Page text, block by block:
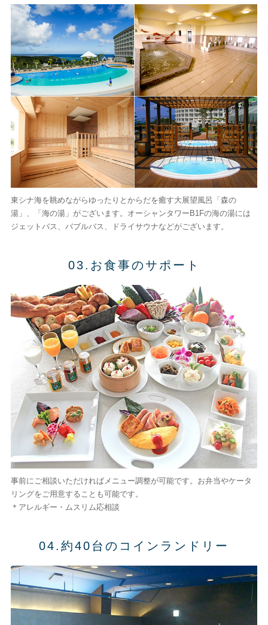
東シナ海を眺めながらゆったりとからだを癒す大展望風呂「森の
湯」、「海の湯」がございます。オーシャンタワーB1Fの海の湯には
ジェットバス、バブルバス、ドライサウナなどがございます。
03.お食事のサポート
事前にご相談いただければメニュー調整が可能です。お弁当やケータ
リングをご用意することも可能です。
＊アレルギー・ムスリム応相談
04.約40台のコインランドリー